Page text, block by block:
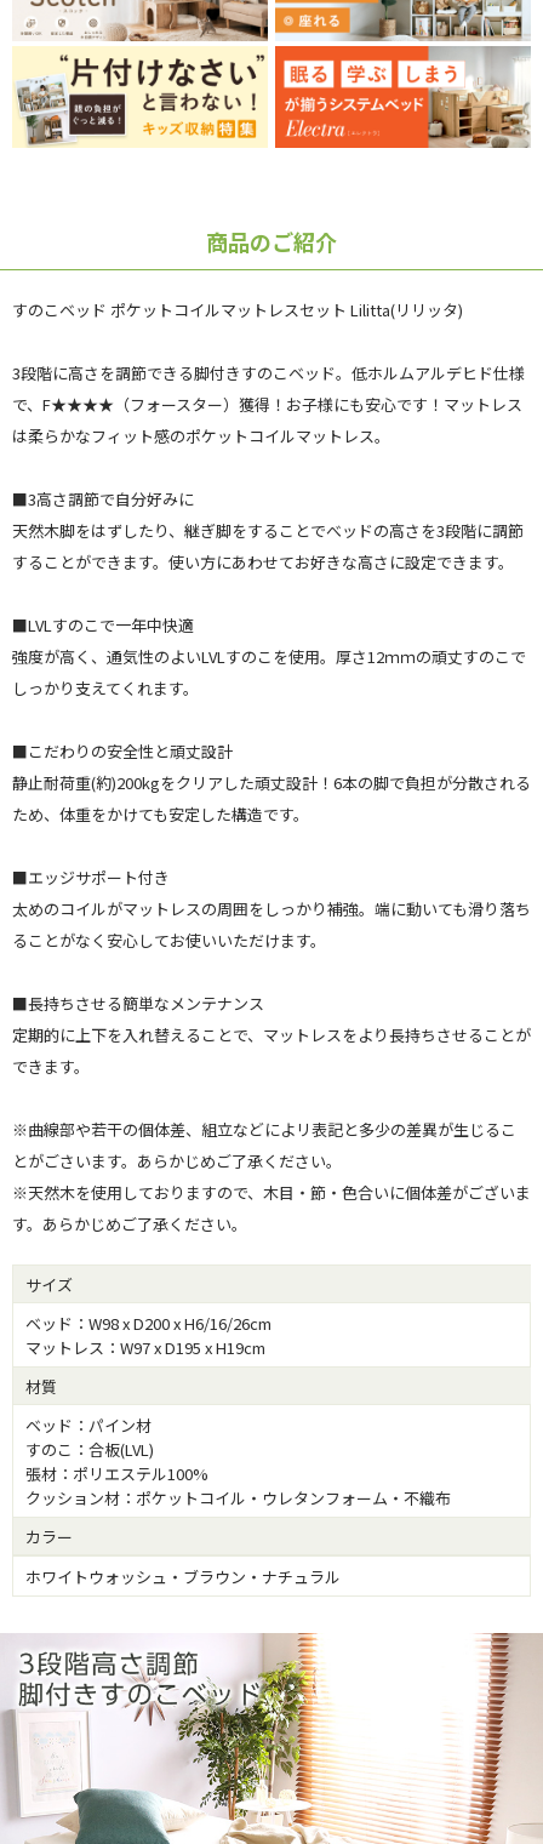
商品のご紹介
すのこベッド ポケットコイルマットレスセット Lilitta(リリッタ)
3段階に高さを調節できる脚付きすのこベッド。低ホルムアルデヒド仕様
で、F★★★★（フォースター）獲得！お子様にも安心です！マットレス
は柔らかなフィット感のポケットコイルマットレス。
■3高さ調節で自分好みに
天然木脚をはずしたり、継ぎ脚をすることでべッドの高さを3段階に調節
することができます。使い方にあわせてお好きな高さに設定できます。
■LVLすのこで一年中快適
強度が高く、通気性のよいLVLすのこを使用。厚さ12ｍｍの頑丈すのこで
しっかり支えてくれます。
■こだわりの安全性と頑丈設計
静止耐荷重(約)200kgをクリアした頑丈設計！6本の脚で負担が分散される
ため、体重をかけても安定した構造です。
■エッジサポート付き
太めのコイルがマットレスの周囲をしっかり補強。端に動いても滑り落ち
ることがなく安心してお使いいただけます。
■長持ちさせる簡単なメンテナンス
定期的に上下を入れ替えることで、マットレスをより長持ちさせることが
できます。
※曲線部や若干の個体差、組立などによリ表記と多少の差異が生じるこ
とがごさいます。あらかじめご了承ください。
※天然木を使用しておりますので、木目・節・色合いに個体差がございま
す。あらかじめご了承ください。
サイズ
ベッド：W98 x D200 x H6/16/26cm
マットレス：W97 x D195 x H19cm
材質
ベッド：パイン材
すのこ：合板(LVL)
張材：ポリエステル100%
クッション材：ポケットコイル・ウレタンフォーム・不織布
カラー
ホワイトウォッシュ・ブラウン・ナチュラル